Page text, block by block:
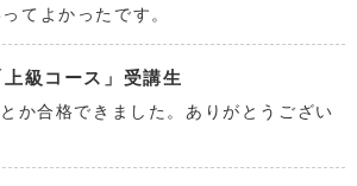
てよかったです。
級コース」受講生
か合格できました。ありがとうござい